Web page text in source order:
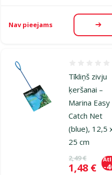
Nav pieejams
Tīkliņš zivju
ķeršanai –
Marina Easy
Catch Net
(blue), 12,5
25 cm
Oriģinālā
2,49 €
Cena
1,48 € -